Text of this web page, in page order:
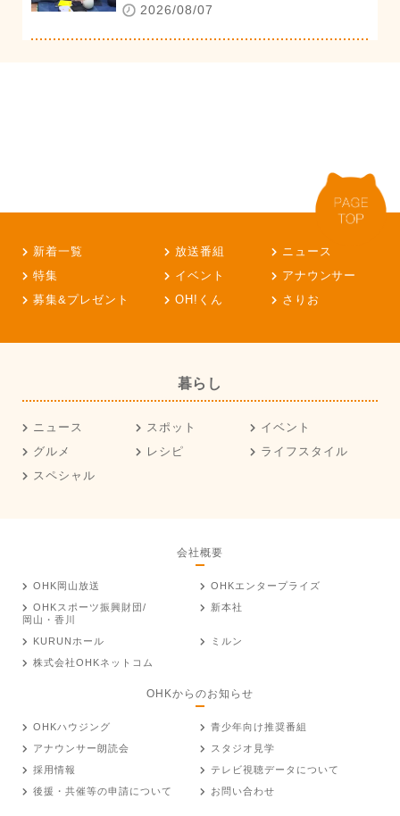
2026/08/07
新着一覧 放送番組
ニュース
特集
イベント
アナウンサー
募集&プレゼント
OH!くん さりお
暮らし
ニュース スポット
イベント
グルメ
レシピ
ライフスタイル
スペシャル
会社概要
OHK岡山放送
OHKエンタープライズ
OHKスポーツ振興財団/
岡山・香川
新本社
KURUNホール
ミルン
株式会社OHKネットコム
OHKからのお知らせ
OHKハウジング
青少年向け推奨番組
アナウンサー朗読会
スタジオ見学
採用情報
テレビ視聴データについて
後援・共催等の申請について
お問い合わせ